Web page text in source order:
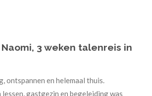
3 weken talenreis in
ontspannen en helemaal thuis.
gastgezin en begeleiding was